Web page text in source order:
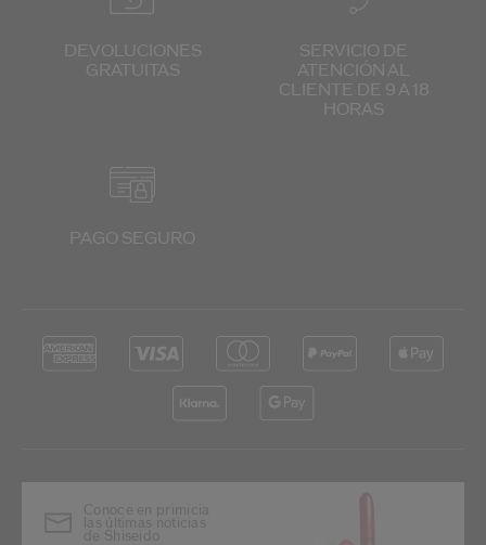
DEVOLUCIONES
GRATUITAS
SERVICIO DE
ATENCIÓN AL
CLIENTE DE 9 A 18
HORAS
PAGO SEGURO